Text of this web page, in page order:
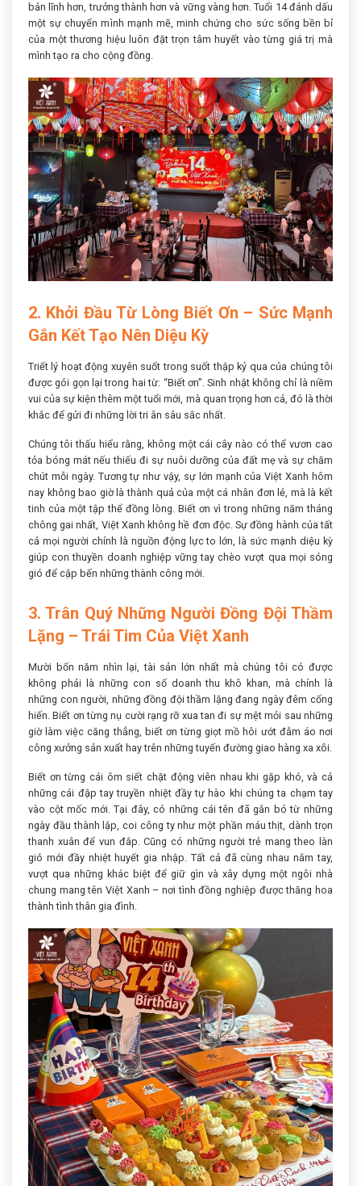
bản lĩnh hơn, trưởng thành hơn và vững vàng hơn. Tuổi 14 đánh dấu
một sự chuyển mình mạnh mẽ, minh chứng cho sức sống bền bỉ
của một thương hiệu luôn đặt trọn tâm huyết vào từng giá trị mà
mình tạo ra cho cộng đồng.
2. Khởi Đầu Từ Lòng Biết Ơn – Sức Mạnh
Gắn Kết Tạo Nên Diệu Kỳ
Triết lý hoạt động xuyên suốt trong suốt thập kỷ qua của chúng tôi
được gói gọn lại trong hai từ: “Biết ơn”. Sinh nhật không chỉ là niềm
vui của sự kiện thêm một tuổi mới, mà quan trọng hơn cả, đó là thời
khắc để gửi đi những lời tri ân sâu sắc nhất.
Chúng tôi thấu hiểu rằng, không một cái cây nào có thể vươn cao
tỏa bóng mát nếu thiếu đi sự nuôi dưỡng của đất mẹ và sự chăm
chút mỗi ngày. Tương tự như vậy, sự lớn mạnh của Việt Xanh hôm
nay không bao giờ là thành quả của một cá nhân đơn lẻ, mà là kết
tinh của một tập thể đồng lòng. Biết ơn vì trong những năm tháng
chông gai nhất, Việt Xanh không hề đơn độc. Sự đồng hành của tất
cả mọi người chính là nguồn động lực to lớn, là sức mạnh diệu kỳ
giúp con thuyền doanh nghiệp vững tay chèo vượt qua mọi sóng
gió để cập bến những thành công mới.
3. Trân Quý Những Người Đồng Đội Thầm
Lặng – Trái Tim Của Việt Xanh
Mười bốn năm nhìn lại, tài sản lớn nhất mà chúng tôi có được
không phải là những con số doanh thu khô khan, mà chính là
những con người, những đồng đội thầm lặng đang ngày đêm cống
hiến. Biết ơn từng nụ cười rạng rỡ xua tan đi sự mệt mỏi sau những
giờ làm việc căng thẳng, biết ơn từng giọt mồ hôi ướt đẫm áo nơi
công xưởng sản xuất hay trên những tuyến đường giao hàng xa xôi.
Biết ơn từng cái ôm siết chặt động viên nhau khi gặp khó, và cả
những cái đập tay truyền nhiệt đầy tự hào khi chúng ta chạm tay
vào cột mốc mới. Tại đây, có những cái tên đã gắn bó từ những
ngày đầu thành lập, coi công ty như một phần máu thịt, dành trọn
thanh xuân để vun đắp. Cũng có những người trẻ mang theo làn
gió mới đầy nhiệt huyết gia nhập. Tất cả đã cùng nhau nắm tay,
vượt qua những khác biệt để giữ gìn và xây dựng một ngôi nhà
chung mang tên Việt Xanh – nơi tình đồng nghiệp được thăng hoa
thành tình thân gia đình.